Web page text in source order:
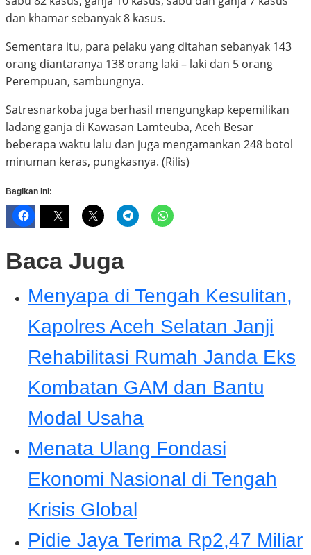
dan khamar sebanyak 8 kasus.
Sementara itu, para pelaku yang ditahan sebanyak 143
orang diantaranya 138 orang laki – laki dan 5 orang
Perempuan, sambungnya.
Satresnarkoba juga berhasil mengungkap kepemilikan
ladang ganja di Kawasan Lamteuba, Aceh Besar
beberapa waktu lalu dan juga mengamankan 248 botol
minuman keras, pungkasnya. (Rilis)
Bagikan ini:
Baca Juga
Menyapa di Tengah Kesulitan,
Kapolres Aceh Selatan Janji
Rehabilitasi Rumah Janda Eks
Kombatan GAM dan Bantu
Modal Usaha
Menata Ulang Fondasi
Ekonomi Nasional di Tengah
Krisis Global
Pidie Jaya Terima Rp2,47 Miliar